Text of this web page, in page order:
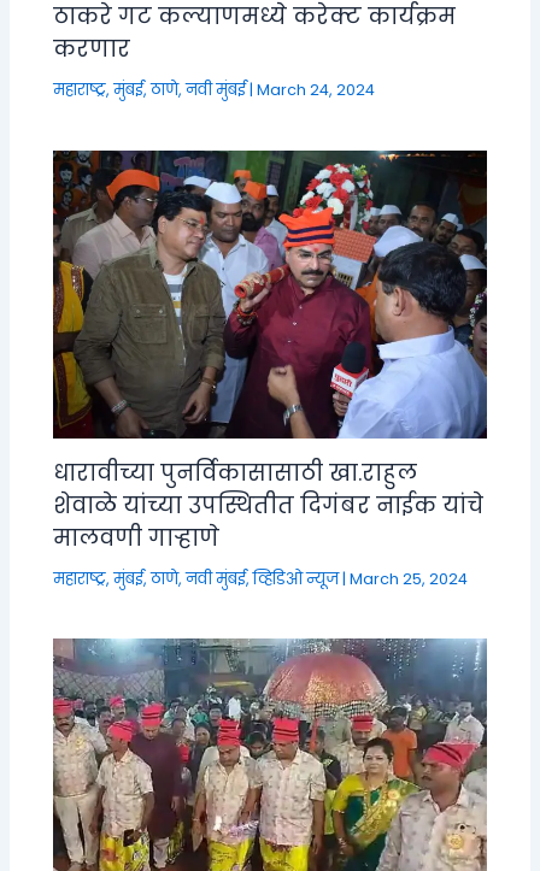
ठाकरे गट कल्याणमध्ये करेक्ट कार्यक्रम
करणार
महाराष्ट्र,मुंबई, ठाणे, नवी मुंबई|March 24, 2024
धारावीच्या पुनर्विकासासाठी खा.राहुल
शेवाळे यांच्या उपस्थितीत दिगंबर नाईक यांचे
मालवणी गाऱ्हाणे
महाराष्ट्र,मुंबई, ठाणे, नवी मुंबई,व्हिडिओ न्यूज|March 25, 2024